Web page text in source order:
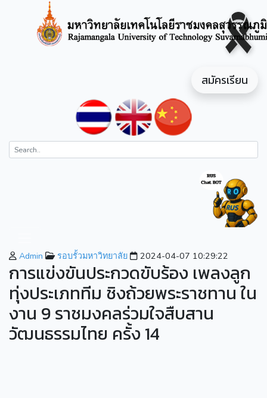
สมัครเรียน
Admin รอบรั้วมหาวิทยาลัย 2024-04-07 10:29:22
การแข่งขันประกวดขับร้อง เพลงลูก
ทุ่งประเภททีม ชิงถ้วยพระราชทาน ใน
งาน 9 ราชมงคลร่วมใจสืบสาน
วัฒนธรรมไทย ครั้ง 14